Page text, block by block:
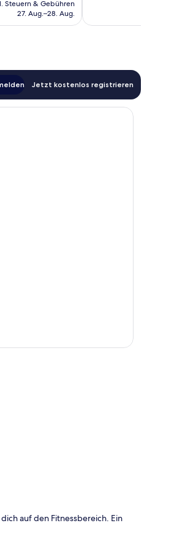
beträgt
Steuern & Gebühren
27. Aug.–28. Aug.
Jetzt kostenlos registrieren
auf den Fitnessbereich. Ein